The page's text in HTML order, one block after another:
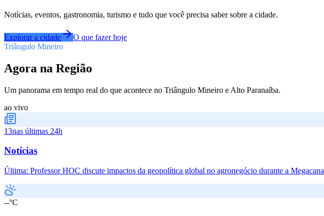
Notícias, eventos, gastronomia, turismo e tudo que você precisa saber sobre a cidade.
Explorar a cidade
O que fazer hoje
Triângulo Mineiro
Agora na Região
Um panorama em tempo real do que acontece no Triângulo Mineiro e Alto Paranaíba.
ao vivo
13nas últimas 24h
Notícias
Última: Professor HOC discute impactos da geopolítica global no agronegócio durante a Megacana
--°C